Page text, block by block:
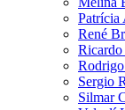
Patrícia
René
Ricardo
Rodrigo
Sergio
Silmar